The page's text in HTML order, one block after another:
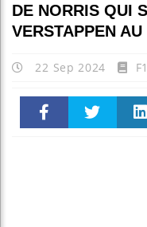
DE NORRIS QUI
VERSTAPPEN
22 Sep 2024 F1